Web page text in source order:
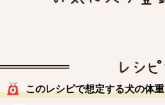
このレシピで想定する犬の体重